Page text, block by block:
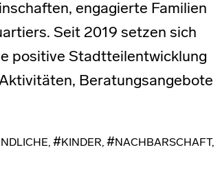
engagierte Familien
Seit 2019 setzen sich
positive Stadtteilentwicklung
Beratungsangebote
, KINDER, NACHBARSCHAFT,